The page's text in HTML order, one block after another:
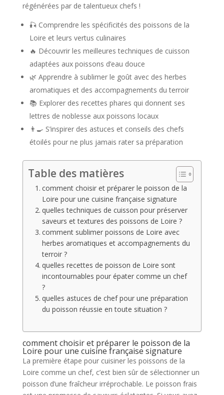
régénérées par de talentueux chefs !
🎣 Comprendre les spécificités des poissons de la
Loire et leurs vertus culinaires
🔥 Découvrir les meilleures techniques de cuisson
adaptées aux poissons d’eau douce
🌿 Apprendre à sublimer le goût avec des herbes
aromatiques et des accompagnements du terroir
📚 Explorer des recettes phares qui donnent ses
lettres de noblesse aux poissons locaux
👨‍🍳 S’inspirer des astuces et conseils des chefs
étoilés pour ne plus jamais rater sa préparation
Table des matières
comment choisir et préparer le poisson de la
Loire pour une cuisine française signature
quelles techniques de cuisson pour préserver
saveurs et textures des poissons de Loire ?
comment sublimer poissons de Loire avec
herbes aromatiques et accompagnements du
terroir ?
quelles recettes de poisson de Loire sont
incontournables pour épater comme un chef
?
quelles astuces de chef pour une préparation
du poisson réussie en toute situation ?
comment choisir et préparer le poisson de la
Loire pour une cuisine française signature
La première étape pour cuisiner les poissons de la
Loire comme un chef, c’est bien sûr de sélectionner un
poisson d’une fraîcheur irréprochable. Le poisson frais